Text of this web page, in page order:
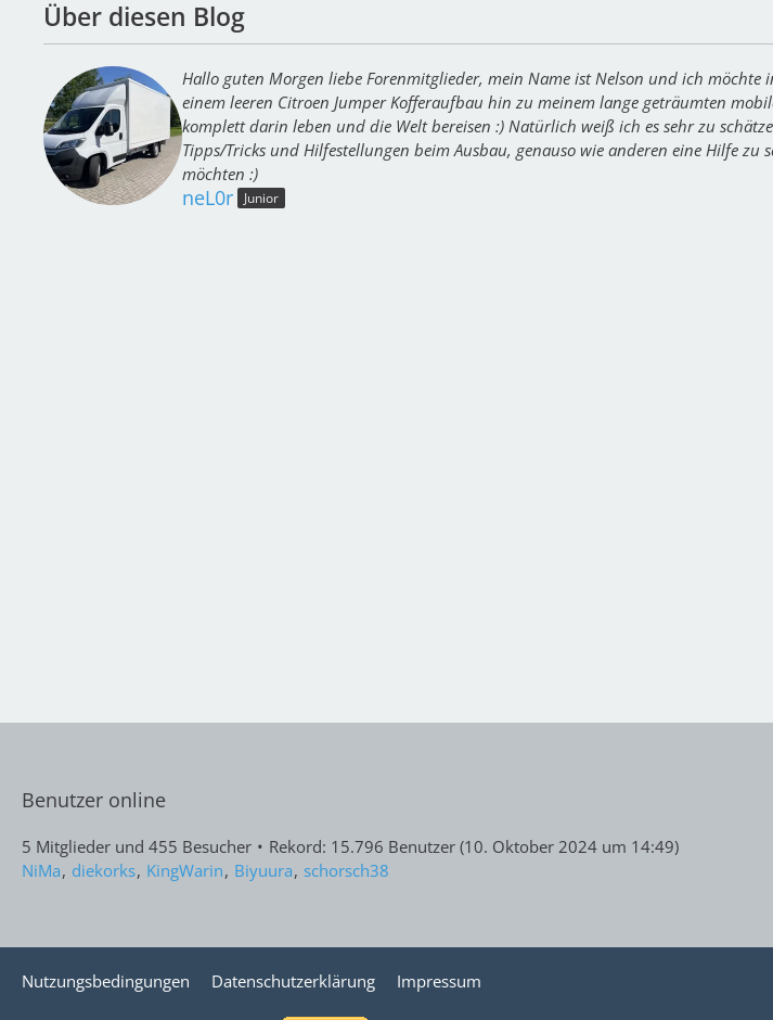
Über diesen Blog
Hallo guten Morgen liebe Forenmitglieder, mein Name ist Nelson und ich möchte
einem leeren Citroen Jumper Kofferaufbau hin zu meinem lange geträumten
komplett darin leben und die Welt bereisen :) Natürlich weiß ich es sehr zu
Tipps/Tricks und Hilfestellungen beim Ausbau, genauso wie anderen eine Hilfe zu
möchten :)
neL0r Junior
Benutzer online
5 Mitglieder und 455 Besucher Rekord: 15.796 Benutzer (10. Oktober 2024 um 14:49)
NiMa diekorks KingWarin Biyuura schorsch38
Nutzungsbedingungen Datenschutzerklärung Impressum